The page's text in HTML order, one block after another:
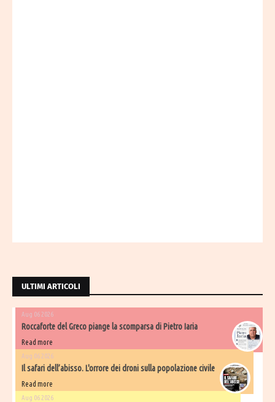
ULTIMI ARTICOLI
Aug 06 2026
Roccaforte del Greco piange la scomparsa di Pietro Iaria
Read more
Aug 06 2026
Il safari dell’abisso. L'orrore dei droni sulla popolazione civile
Read more
Aug 06 2026